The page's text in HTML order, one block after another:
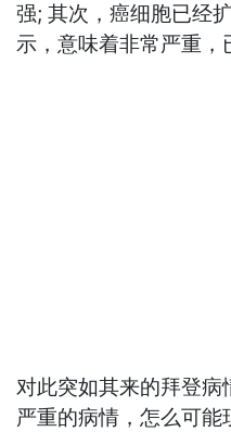
强; 其次，癌细胞已经
示，意味着非常严重，
对此突如其来的拜登病
严重的病情，怎么可